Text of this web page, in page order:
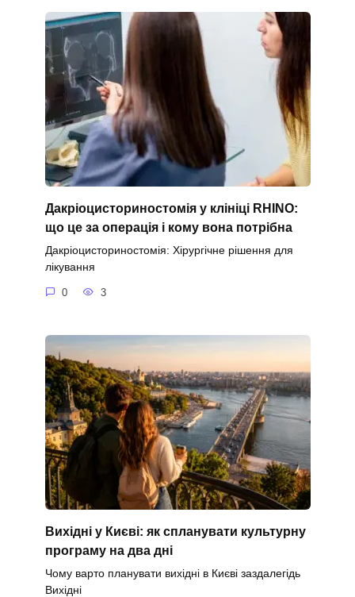
Дакріоцисториностомія у клініці RHINO:
що це за операція і кому вона потрібна
Дакріоцисториностомія: Хірургічне рішення для
лікування
0 3
Вихідні у Києві: як спланувати культурну
програму на два дні
Чому варто планувати вихідні в Києві заздалегідь
Вихідні